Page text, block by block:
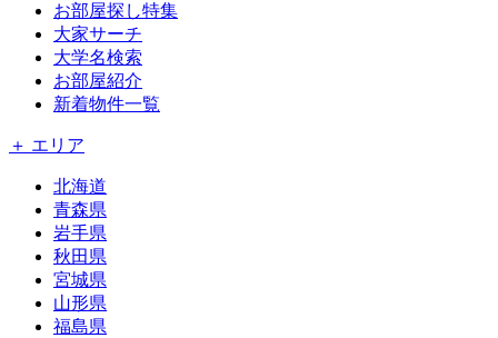
お部屋探し特集
大家サーチ
大学名検索
お部屋紹介
新着物件一覧
＋ エリア
北海道
青森県
岩手県
秋田県
宮城県
山形県
福島県